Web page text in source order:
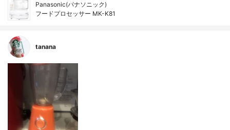
Panasonic(パナソニック)
フードプロセッサー MK-K81
tanana